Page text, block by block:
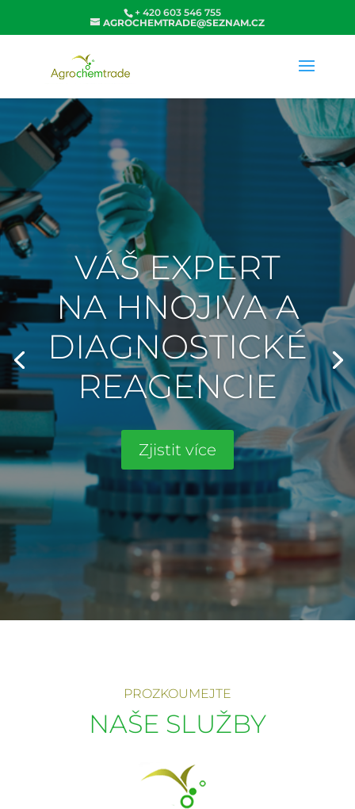
+ 420 603 546 755
AGROCHEMTRADE@SEZNAM.CZ
VÁŠ EXPERT
NA HNOJIVA A
DIAGNOSTICKÉ
REAGENCIE
Zjistit více
PROZKOUMEJTE
NAŠE SLUŽBY